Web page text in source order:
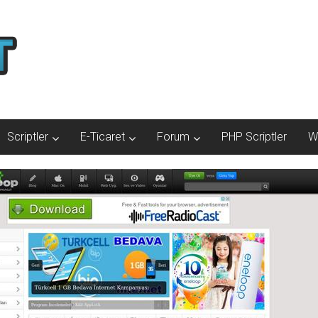
Scriptler E-Ticaret Forum PHP Scriptler